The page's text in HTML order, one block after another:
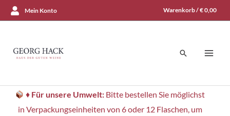
Zum
Inhalt
Mein Konto Warenkorb /€0,00
Suchen
♦ Für unsere Umwelt: Bitte bestellen Sie möglichst
in Verpackungseinheiten von 6 oder 12 Flaschen, um